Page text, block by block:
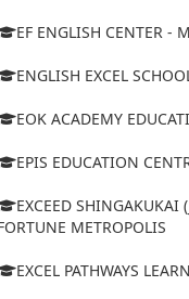
EF ENGLISH CENTER -
ENGLISH EXCEL
EOK ACADEMY
EPIS EDUCATION
EXCEED SHINGAKUKAI
METROPOLIS
EXCEL PATHWAYS